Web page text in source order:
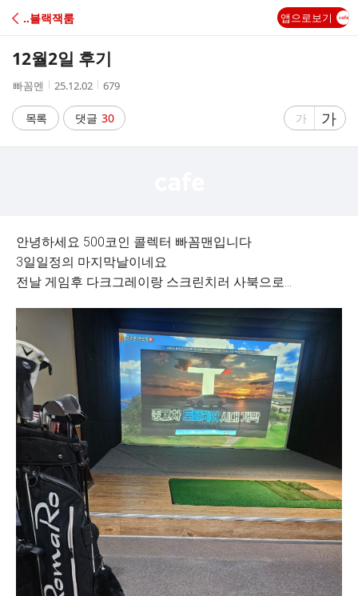
C
A
‥블랙잭룸 앱으로보기
12월2일 후기
작
자
빠꼼멘
작
시
간
25.12.02
조
수
679
목록 댓글 30
글
가
글
자
가
안녕하세요 500코인 콜렉터 빠꼼맨입니다
3일일정의 마지막날이네요
전날 게임후 다크그레이랑 스크린치러 사북으로...